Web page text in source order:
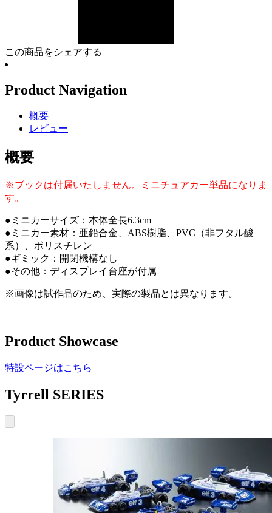
この商品をシェアする
Product Navigation
概要
レビュー
概要
※ブックは付属いたしません。ミニチュアカー単品になりま
す。
●ミニカーサイズ：本体全長6.3cm
●ミニカー素材：亜鉛合金、ABS樹脂、PVC（非フタル酸
系）、ポリスチレン
●ギミック：開閉機構なし
●その他：ディスプレイ台座が付属
※画像は試作品のため、実際の製品とは異なります。
Product Showcase
特設ページはこちら
Tyrrell SERIES